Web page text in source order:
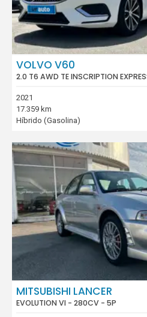
VOLVO V60
2.0 T6 AWD TE INSCRIPTION
2021
17.359 km
Híbrido (Gasolina)
MITSUBISHI LANCER
EVOLUTION VI - 280CV - 5P